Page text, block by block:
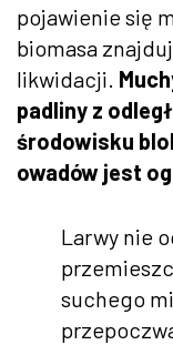
pojawienie się
biomasa
likwidacji.
padliny z
środowisku
owadów jest
Larwy nie
suchego